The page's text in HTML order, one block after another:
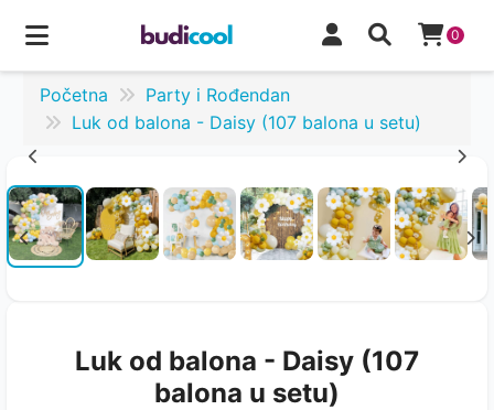
0
Početna
Party i Rođendan
Luk od balona - Daisy (107 balona u setu)
Luk od balona - Daisy (107
balona u setu)